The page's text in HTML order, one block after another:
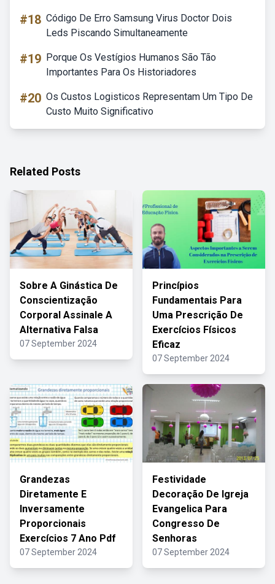
#18 Código De Erro Samsung Virus Doctor Dois
Leds Piscando Simultaneamente
#19 Porque Os Vestígios Humanos São Tão
Importantes Para Os Historiadores
#20 Os Custos Logisticos Representam Um Tipo De
Custo Muito Significativo
Related Posts
Sobre A Ginástica De
Conscientização
Corporal Assinale A
Alternativa Falsa
07 September 2024
Princípios
Fundamentais Para
Uma Prescrição De
Exercícios Físicos
Eficaz
07 September 2024
Grandezas
Diretamente E
Inversamente
Proporcionais
Exercícios 7 Ano Pdf
07 September 2024
Festividade
Decoração De Igreja
Evangelica Para
Congresso De
Senhoras
07 September 2024